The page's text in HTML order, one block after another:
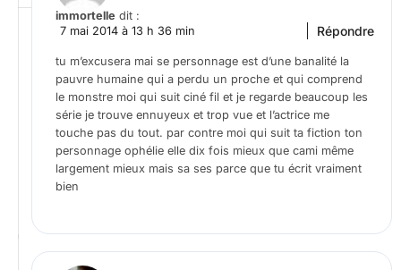
immortelle dit :
7 mai 2014 à 13 h 36 min
tu m’excusera mai se personnage est d’une banalité la
pauvre humaine qui a perdu un proche et qui comprend
le monstre moi qui suit ciné fil et je regarde beaucoup les
série je trouve ennuyeux et trop vue et l’actrice me
touche pas du tout. par contre moi qui suit ta fiction ton
personnage ophélie elle dix fois mieux que cami même
largement mieux mais sa ses parce que tu écrit vraiment
bien
Répondre